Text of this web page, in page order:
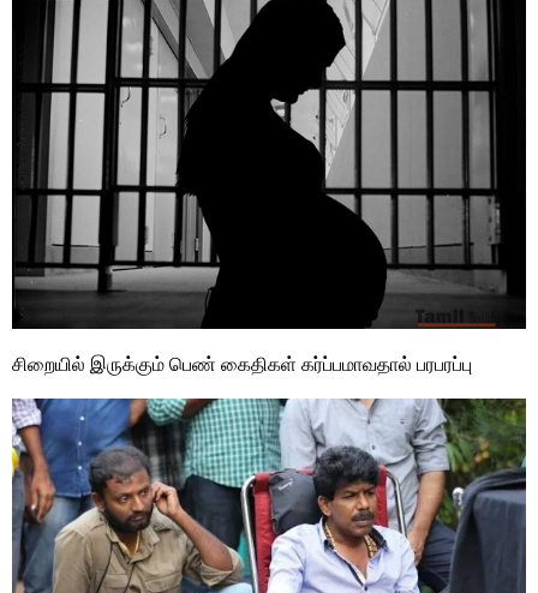
சிறையில் இருக்கும் பெண் கைதிகள் கர்ப்பமாவதால் பரபரப்பு